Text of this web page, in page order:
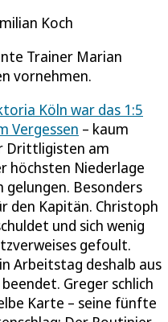
Koch
Trainer Marian
vornehmen.
Köln war das 1:5
Vergessen – kaum
Drittligisten am
höchsten Niederlage
Besonders
Kapitän. Christoph
und sich wenig
gefoult.
Arbeitstag deshalb aus
Greger schlich
Karte – seine fünfte